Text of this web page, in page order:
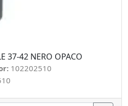
37-42 NERO OPACO
102202510